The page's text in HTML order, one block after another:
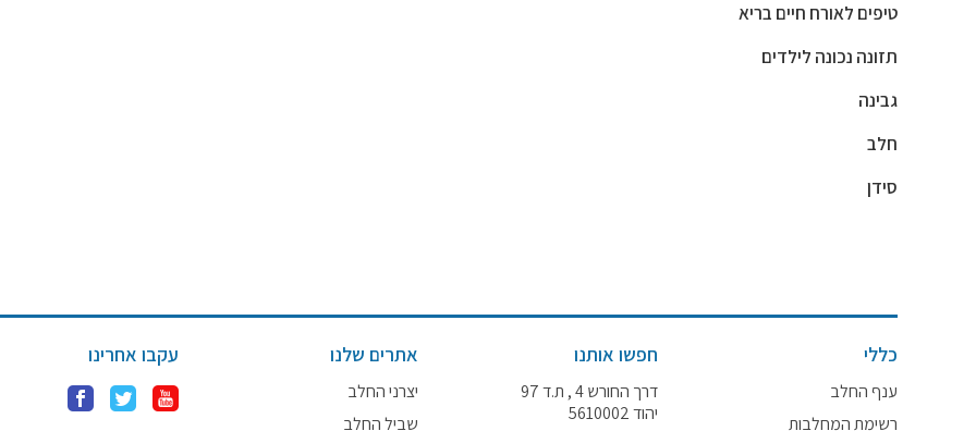
טיפים לאורח חיים בריא
תזונה נכונה לילדים
גבינה
חלב
סידן
כללי
ענף החלב
רשימת המחלבות
חפשו אותנו
דרך החורש 4 , ת.ד 97
יהוד 5610002
אתרים שלנו
יצרני החלב
שביל החלב
עקבו אחרינו